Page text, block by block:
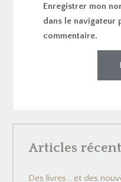
Enregistrer mon
dans le navigateur
commentaire.
Articles
Des livres… et des